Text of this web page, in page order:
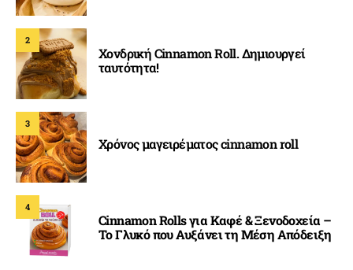
2
Χονδρική Cinnamon Roll. Δημιουργεί
ταυτότητα!
3
Χρόνος μαγειρέματος cinnamon roll
4
Cinnamon Rolls για Καφέ & Ξενοδοχεία –
Το Γλυκό που Αυξάνει τη Μέση Απόδειξη